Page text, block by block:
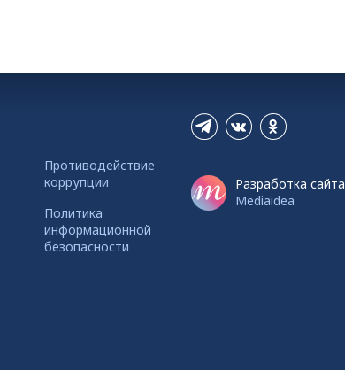
Противодействие
коррупции
Политика
информационной
безопасности
Разработка сайта
Mediaidea